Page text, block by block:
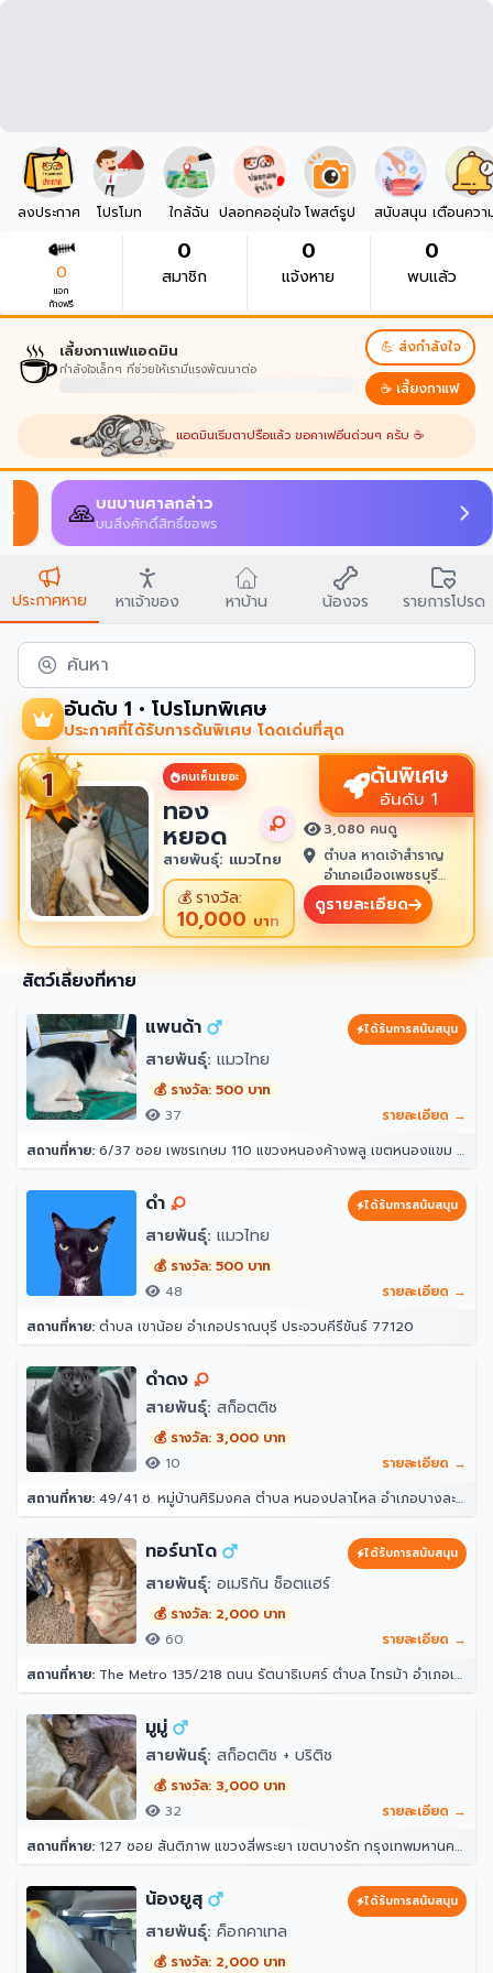
ลงประกาศ โปรโมท ใกล้ฉัน ปลอกคออุ่นใจ โพสต์รูป สนับสนุน เตือนควา
0
แจก
ก้างฟรี
0
สมาชิก
0
แจ้งหาย
0
พบแล้ว
☕เลี้ยงกาแฟแอดมิน
กำลังใจเล็กๆ ที่ช่วยให้เรามีแรงพัฒนาต่อ
💪 ส่งกำลังใจ
☕ เลี้ยงกาแฟ
แอดมินเริ่มตาปรือแล้ว ขอคาเฟอีนด่วนๆ ครับ ☕
🙏บนบานศาลกล่าว
บนสิ่งศักดิ์สิทธิ์ขอพร
ประกาศหาย หาเจ้าของ หาบ้าน น้องจร รายการโปรด
ค้นหา
อันดับ 1 • โปรโมทพิเศษ
ประกาศที่ได้รับการดันพิเศษ โดดเด่นที่สุด
คนเห็นเยอะ
ทอง
หยอด
สายพันธุ์: แมวไทย
💰รางวัล:
10,000 บาท
ดันพิเศษ
อันดับ 1
3,080 คนดู
ตำบล หาดเจ้าสำราญ
อำเภอเมืองเพชรบุรี
เพชรบุรี 76100
ดูรายละเอียด
สัตว์เลี้ยงที่หาย
แพนด้า
ได้รับการสนับสนุน
สายพันธุ์: แมวไทย
💰 รางวัล: 500 บาท
37
รายละเอียด →
สถานที่หาย: 6/37 ซอย เพชรเกษม 110 แขวงหนองค้างพลู เขตหนองแขม กรุงเทพมหานคร 10160
ดำ ได้รับการสนับสนุน
สายพันธุ์: แมวไทย
💰 รางวัล: 500 บาท
48
รายละเอียด →
สถานที่หาย: ตำบล เขาน้อย อำเภอปราณบุรี ประจวบคีรีขันธ์ 77120
ดำดง
สายพันธุ์: สก็อตติช
💰 รางวัล: 3,000 บาท
10
รายละเอียด →
สถานที่หาย: 49/41 ซ. หมู่บ้านศิริมงคล ตำบล หนองปลาไหล อำเภอบางละมุง ชลบุรี 20150
ทอร์นาโด ได้รับการสนับสนุน
สายพันธุ์: อเมริกัน ช็อตแฮร์
💰 รางวัล: 2,000 บาท
60
รายละเอียด →
สถานที่หาย: The Metro 135/218 ถนน รัตนาธิเบศร์ ตำบล ไทรม้า อำเภอเมืองนนทบุรี นนทบุรี 11000
มูมู่
สายพันธุ์: สก็อตติช + บริติช
💰 รางวัล: 3,000 บาท
32
รายละเอียด →
สถานที่หาย: 127 ซอย สันติภาพ แขวงสี่พระยา เขตบางรัก กรุงเทพมหานคร 10500
น้องยูสุ ได้รับการสนับสนุน
สายพันธุ์: ค็อกคาเทล
💰 รางวัล: 2,000 บาท